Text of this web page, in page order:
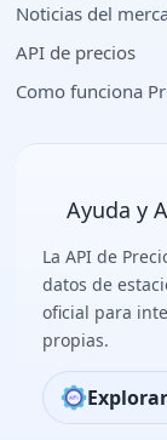
Noticias del
API de precios
Como funciona
Ayuda y
La API de
datos de
oficial para
propias.